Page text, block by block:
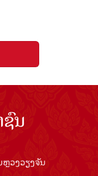
ນ
ວງວຽງຈັນ